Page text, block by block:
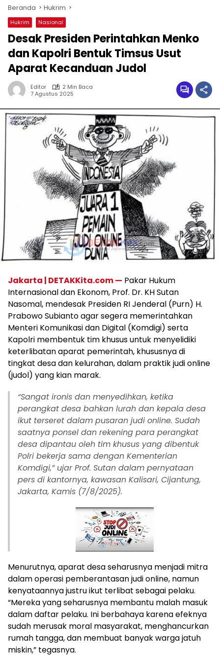
Beranda Hukrim
Hukrim Nasional
Desak Presiden Perintahkan Menko
dan Kapolri Bentuk Timsus Usut
Aparat Kecanduan Judol
Editor
2 Min Baca
7 Agustus 2025
Jakarta | DETAKKita.com — Pakar Hukum
Internasional dan Ekonom, Prof. Dr. KH Sutan
Nasomal, mendesak Presiden RI Jenderal (Purn) H.
Prabowo Subianto agar segera memerintahkan
Menteri Komunikasi dan Digital (Komdigi) serta
Kapolri membentuk tim khusus untuk menyelidiki
keterlibatan aparat pemerintah, khususnya di
tingkat desa dan kelurahan, dalam praktik judi online
(judol) yang kian marak.
“Sangat ironis dan menyedihkan, ketika
perangkat desa bahkan lurah dan kepala desa
ikut terseret dalam pusaran judi online. Sudah
saatnya ponsel dan rekening para perangkat
desa dipantau oleh tim khusus yang dibentuk
Polri bekerja sama dengan Kementerian
Komdigi,” ujar Prof. Sutan dalam pernyataan
pers di kantornya, kawasan Kalisari, Cijantung,
Jakarta, Kamis (7/8/2025).
Menurutnya, aparat desa seharusnya menjadi mitra
dalam operasi pemberantasan judi online, namun
kenyataannya justru ikut terlibat sebagai pelaku.
“Mereka yang seharusnya membantu malah masuk
dalam daftar pelaku. Ini berbahaya karena efeknya
sudah merusak moral masyarakat, menghancurkan
rumah tangga, dan membuat banyak warga jatuh
miskin,” tegasnya.